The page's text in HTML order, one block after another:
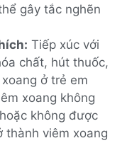
gây tắc nghẽn
Tiếp xúc với
chất, hút thuốc,
ở trẻ em
xoang không
không được
thành viêm xoang